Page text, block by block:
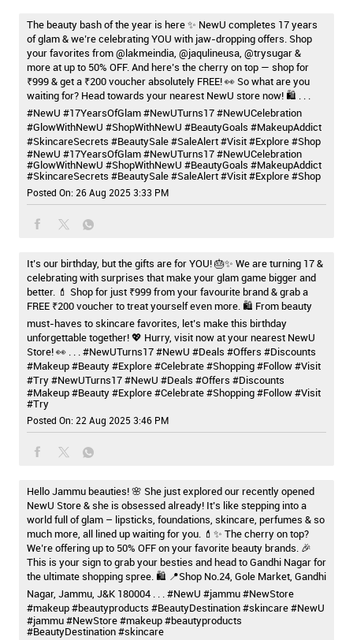
The beauty bash of the year is here ✨ NewU completes 17 years
of glam & we’re celebrating YOU with jaw-dropping offers. Shop
your favorites from @lakmeindia, @jaqulineusa, @trysugar &
more at up to 50% OFF. And here’s the cherry on top — shop for
₹999 & get a ₹200 voucher absolutely FREE! 👀 So what are you
waiting for? Head towards your nearest NewU store now! 🛍️ . . .
#NewU #17YearsOfGlam #NewUTurns17 #NewUCelebration
#GlowWithNewU #ShopWithNewU #BeautyGoals #MakeupAddict
#SkincareSecrets #BeautySale #SaleAlert #Visit #Explore #Shop
#NewU #17YearsOfGlam#NewUTurns17#NewUCelebration
#GlowWithNewU #ShopWithNewU #BeautyGoals #MakeupAddict
#SkincareSecrets #BeautySale#SaleAlert#Visit#Explore#Shop
Posted On: 26 Aug 2025 3:33 PM
It’s our birthday, but the gifts are for YOU! 🎂✨ We are turning 17 &
celebrating with surprises that make your glam game bigger and
better. 💄 Shop for just ₹999 from your favourite brand & grab a
FREE ₹200 voucher to treat yourself even more. 🛍️ From beauty
must-haves to skincare favorites, let’s make this birthday
unforgettable together! 💖 Hurry, visit now at your nearest NewU
Store! 👀 . . . #NewUTurns17 #NewU #Deals #Offers #Discounts
#Makeup #Beauty #Explore #Celebrate #Shopping #Follow #Visit
#Try#NewUTurns17#NewU #Deals #Offers #Discounts
#Makeup#Beauty#Explore#Celebrate#Shopping#Follow#Visit
#Try
Posted On: 22 Aug 2025 3:46 PM
Hello Jammu beauties! 🌸 She just explored our recently opened
NewU Store & she is obsessed already! It’s like stepping into a
world full of glam – lipsticks, foundations, skincare, perfumes & so
much more, all lined up waiting for you. 💄✨ The cherry on top?
We’re offering up to 50% OFF on your favorite beauty brands. 🎉
This is your sign to grab your besties and head to Gandhi Nagar for
the ultimate shopping spree. 🛍️ 📍Shop No.24, Gole Market, Gandhi
Nagar, Jammu, J&K 180004 . . . #NewU #jammu #NewStore
#makeup #beautyproducts #BeautyDestination #skincare#NewU
#jammu#NewStore#makeup#beautyproducts
#BeautyDestination#skincare